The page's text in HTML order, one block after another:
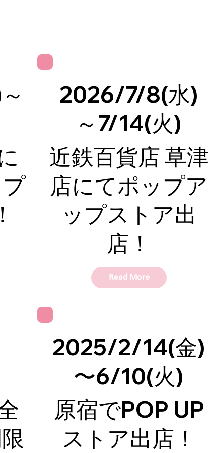
2026/7/8(水)
～7/14(火)
近鉄百貨店 草津
店にてポップア
ップストア出
店！
Read More
2025/2/14(金)
〜6/10(火)
原宿でPOP UP
ストア出店！